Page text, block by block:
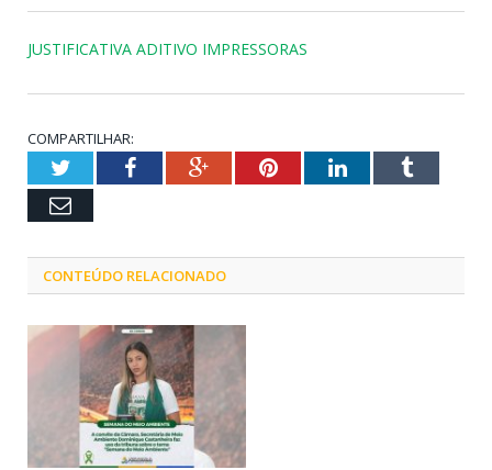
JUSTIFICATIVA ADITIVO IMPRESSORAS
COMPARTILHAR:
TwitterFacebookGoogle+PinterestLinkedInTumblr
Email
CONTEÚDO RELACIONADO